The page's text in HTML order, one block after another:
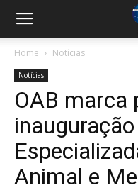
Home Notícias
Notícias
OAB marca
Animal e